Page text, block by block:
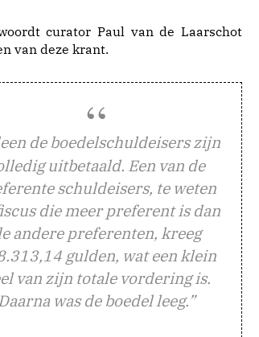
curator Paul van de Laarschot
van deze krant.
de boedelschuldeisers zijn
uitbetaald. Een van de
schuldeisers, te weten
die meer preferent is dan
andere preferenten, kreeg
gulden, wat een klein
van zijn totale vordering is.
Daarna was de boedel leeg.”